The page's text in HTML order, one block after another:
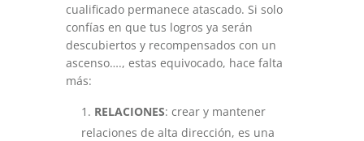
cualificado permanece atascado. Si solo
confías en que tus logros ya serán
descubiertos y recompensados con un
ascenso…., estas equivocado, hace falta
más:
RELACIONES: crear y mantener
relaciones de alta dirección, es una